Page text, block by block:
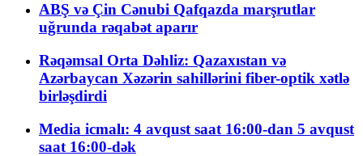
ABŞ və Çin Cənubi Qafqazda marşrutlar
uğrunda rəqabət aparır
Rəqəmsal Orta Dəhliz: Qazaxıstan və
Azərbaycan Xəzərin sahillərini fiber-optik xətlə
birləşdirdi
Media icmalı: 4 avqust saat 16:00-dan 5 avqust
saat 16:00-dək